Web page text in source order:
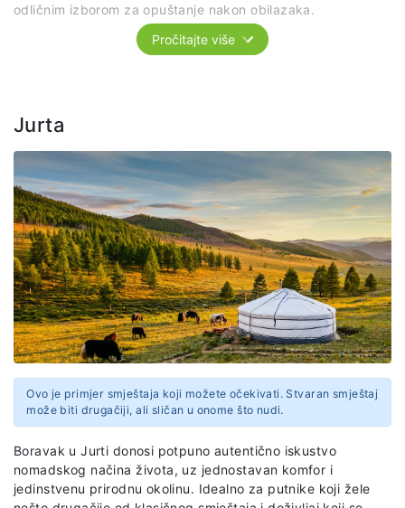
odličnim izborom za opuštanje nakon obilazaka.
Pročitajte više
Jurta
Ovo je primjer smještaja koji možete očekivati. Stvaran smještaj
može biti drugačiji, ali sličan u onome što nudi.
Boravak u Jurti donosi potpuno autentično iskustvo
nomadskog načina života, uz jednostavan komfor i
jedinstvenu prirodnu okolinu. Idealno za putnike koji žele